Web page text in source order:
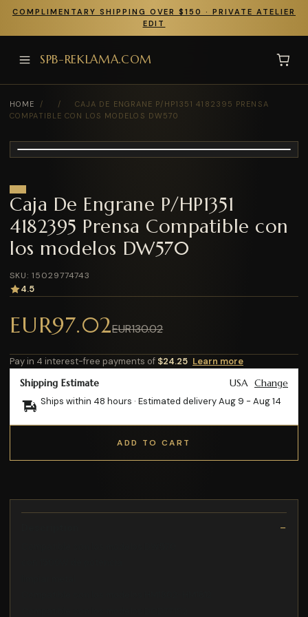
COMPLIMENTARY SHIPPING OVER $150 · PRIVATE ATELIER
EDIT
SPB-REKLAMA.COM
HOME / /
CAJA DE ENGRANE P/HP1351 4182395 PRENSA
COMPATIBLE CON LOS MODELOS DW570
Caja De Engrane P/HP1351
4182395 Prensa Compatible con
los modelos DW570
SKU: 15029774743
4.5
EUR97.02EUR130.02
Pay in 4 interest-free payments of $24.25 Learn more
Shipping Estimate USA Change
Ships within 48 hours · Estimated deliveryAug 9 - Aug 14
ADD TO CART